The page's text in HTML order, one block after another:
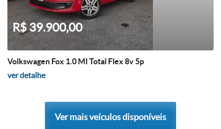
R$ 39.900,00
Volkswagen Fox 1.0 MI Total Flex 8v 5p
ver detalhe
Ver mais veículos disponíveis